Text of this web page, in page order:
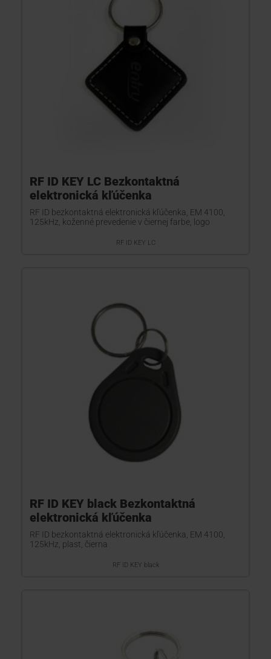
RF ID KEY LC Bezkontaktná
elektronická kľúčenka
RF ID bezkontaktná elektronická kľúčenka, EM 4100,
125kHz, koženné prevedenie v čiernej farbe, logo
RF ID KEY LC
RF ID KEY black Bezkontaktná
elektronická kľúčenka
RF ID bezkontaktná elektronická kľúčenka, EM 4100,
125kHz, plast, čierna
RF ID KEY black